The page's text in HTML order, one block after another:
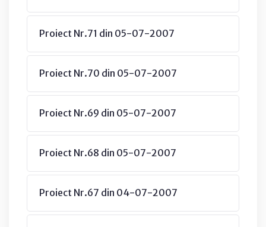
Proiect Nr.71 din 05-07-2007
Proiect Nr.70 din 05-07-2007
Proiect Nr.69 din 05-07-2007
Proiect Nr.68 din 05-07-2007
Proiect Nr.67 din 04-07-2007